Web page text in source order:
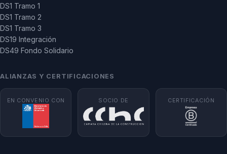
DS1 Tramo 1
DS1 Tramo 2
DS1 Tramo 3
DS19 Integración
DS49 Fondo Solidario
ALIANZAS Y CERTIFICACIONES
EN CONVENIO CON SOCIO DE CERTIFICACIÓN